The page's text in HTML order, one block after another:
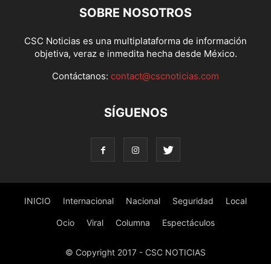
SOBRE NOSOTROS
CSC Noticias es una multiplataforma de información
objetiva, veraz e inmedita hecha desde México.
Contáctanos: contact@cscnoticias.com
SÍGUENOS
INICIO Internacional Nacional Seguridad Local
Ocio Viral Columna Espectáculos
© Copyright 2017 - CSC NOTICIAS